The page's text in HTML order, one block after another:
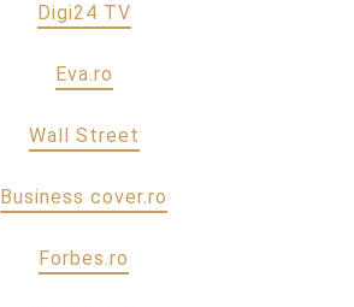
Digi24 TV
Eva.ro
Wall Street
Business cover.ro
Forbes.ro